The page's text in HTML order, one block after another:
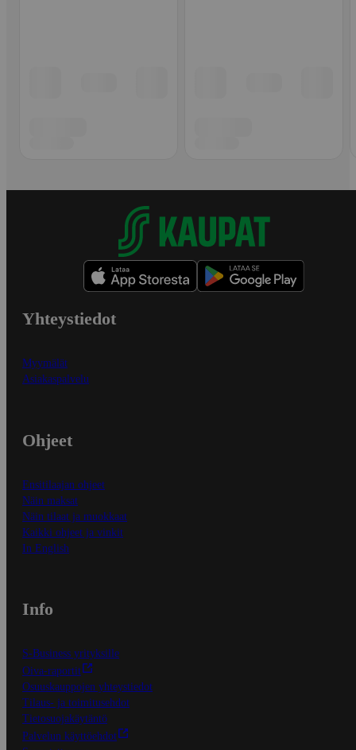
Yhteystiedot
Myymälät
Asiakaspalvelu
Ohjeet
Ensitilaajan ohjeet
Näin maksat
Näin tilaat ja muokkaat
Kaikki ohjeet ja vinkit
In English
Info
S-Business yrityksille
Oiva-raportit
Osuuskauppojen yhteystiedot
Tilaus- ja toimitusehdot
Tietosuojakäytäntö
Palvelun käyttöehdot